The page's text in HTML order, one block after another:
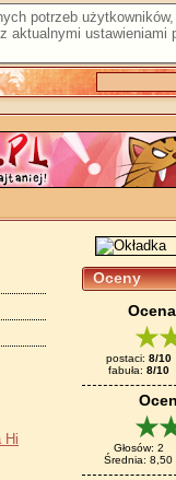
potrzeb
aktualnymi ustawieniami
Oceny
postaci: 8/10
fabuła: 8/10
Głosów: 2
Średnia: 8,50
Hi